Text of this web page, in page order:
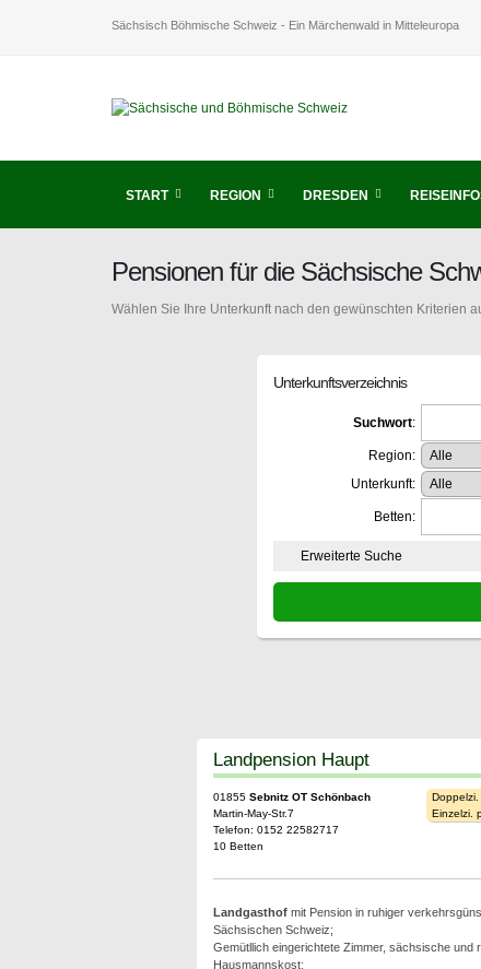
Sächsisch Böhmische Schweiz - Ein Märchenwald in Mitteleuropa
START REGION DRESDEN
Pensionen für die Sächsische
Wählen Sie Ihre Unterkunft nach den gewünschten Kriterien
Unterkunftsverzeichnis
Suchwort:
Region:
Unterkunft:
Betten:
Erweiterte Suche
Landpension Haupt
01855 Sebnitz OT Schönbach
Martin-May-Str.7
Telefon: 0152 22582717
10 Betten
Einzelzi.
Landgasthofmit Pension in ruhiger
Sächsischen Schweiz;
Gemütllich eingerichtete Zimmer, sächsische und
Hausmannskost;